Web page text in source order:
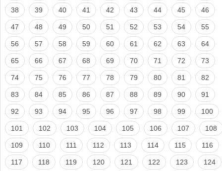
38 39 40 41 42 43 44 45 46
47 48 49 50 51 52 53 54 55
56 57 58 59 60 61 62 63 64
65 66 67 68 69 70 71 72 73
74 75 76 77 78 79 80 81 82
83 84 85 86 87 88 89 90 91
92 93 94 95 96 97 98 99 100
101 102 103 104 105 106 107 108
109 110 111 112 113 114 115 116
117 118 119 120 121 122 123 124